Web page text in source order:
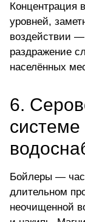
Концентрация
уровней,
воздействии
раздражение
населённых
6.
системе
Бойлеры —
длительном
неочищенной